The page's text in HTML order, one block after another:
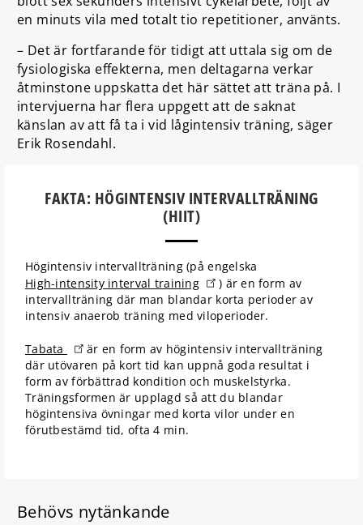
en minuts vila med totalt tio repetitioner, använts.
– Det är fortfarande för tidigt att uttala sig om de
fysiologiska effekterna, men deltagarna verkar
åtminstone uppskatta det här sättet att träna på. I
intervjuerna har flera uppgett att de saknat
känslan av att få ta i vid lågintensiv träning, säger
Erik Rosendahl.
FAKTA: HÖGINTENSIV INTERVALLTRÄNING
(HIIT)
Högintensiv intervallträning (på engelska
High-intensity interval training
) är en form av
intervallträning där man blandar korta perioder av
intensiv anaerob träning med viloperioder.
Tabata
är en form av högintensiv intervallträning
där utövaren på kort tid kan uppnå goda resultat i
form av förbättrad kondition och muskelstyrka.
Träningsformen är upplagd så att du blandar
högintensiva övningar med korta vilor under en
förutbestämd tid, ofta 4 min.
Behövs nytänkande